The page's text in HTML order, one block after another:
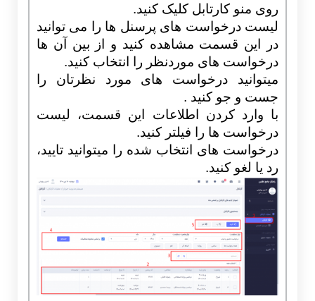
روی منو کارتابل کلیک کنید.
لیست درخواست های پرسنل ها را می توانید
در این قسمت مشاهده کنید و از بین آن ها
درخواست های موردنظر را انتخاب کنید.
میتوانید درخواست های مورد نظرتان را
جست و جو کنید .
با وارد کردن اطلاعات این قسمت، لیست
درخواست ها را فیلتر کنید.
درخواست های انتخاب شده را میتوانید تایید،
رد یا لغو کنید.